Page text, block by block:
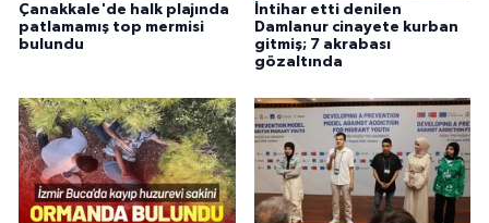
Çanakkale'de halk plajında
patlamamış top mermisi
bulundu
İntihar etti denilen
Damlanur cinayete kurban
gitmiş; 7 akrabası
gözaltında